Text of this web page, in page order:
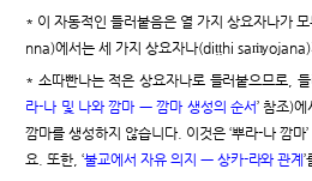
* 이 자동적인 들러붙음은 열 가지 상요자나가
nna)에서는 세 가지 상요자나(diṭṭhi saṁyojana)
* 소따빤나는 적은 상요자나로 들러붙으므로,
라-나 및 나와 깜마 ㅡ 깜마 생성의 순서’ 참조)
깜마를 생성하지 않습니다. 이것은 ‘뿌라-나 깜
요. 또한, ‘불교에서 자유 의지 ㅡ 상카-라와 관계